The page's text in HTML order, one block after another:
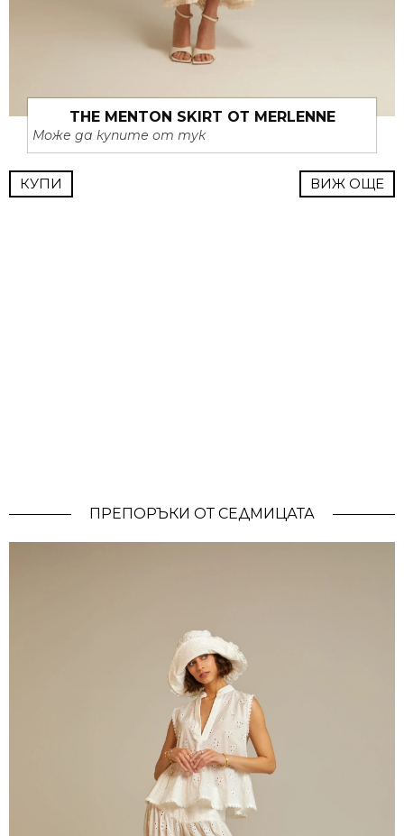
THE MENTON SKIRT ОТ MERLENNE
Може да купите от тук
КУПИ ВИЖ ОЩЕ
ПРЕПОРЪКИ ОТ СЕДМИЦАТА